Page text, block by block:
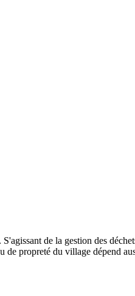
de la gestion des
de propreté du village dépend